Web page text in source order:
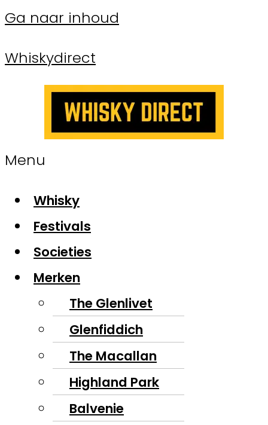
Ga naar inhoud
Whiskydirect
Menu
Whisky
Festivals
Societies
Merken
The Glenlivet
Glenfiddich
The Macallan
Highland Park
Balvenie